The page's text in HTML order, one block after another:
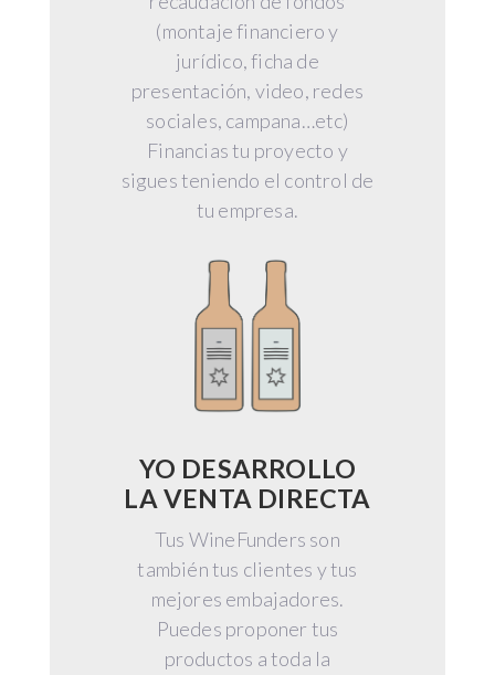
(montaje financiero y
jurídico, ficha de
presentación, video, redes
sociales, campana…etc)
Financias tu proyecto y
sigues teniendo el control de
tu empresa.
YO DESARROLLO
LA VENTA DIRECTA
Tus WineFunders son
también tus clientes y tus
mejores embajadores.
Puedes proponer tus
productos a toda la